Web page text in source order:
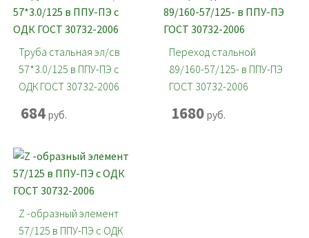
Труба стальная эл/св
57*3.0/125 в ППУ-ПЭ с
ОДК ГОСТ 30732-2006
684руб.
Переход стальной
89/160-57/125- в ППУ-ПЭ
ГОСТ 30732-2006
1680 руб.
Z -образный элемент
57/125 в ППУ-ПЭ с ОДК